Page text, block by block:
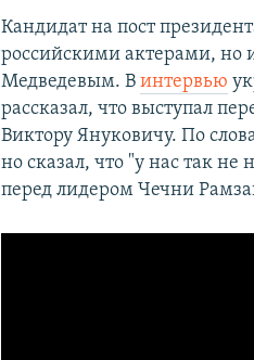
Кандидат на пост
российскими актерами,
Медведевым. Винтервью
рассказал, что выступал
Виктору Януковичу. По
но сказал, что "у нас так не
перед лидером Чечни